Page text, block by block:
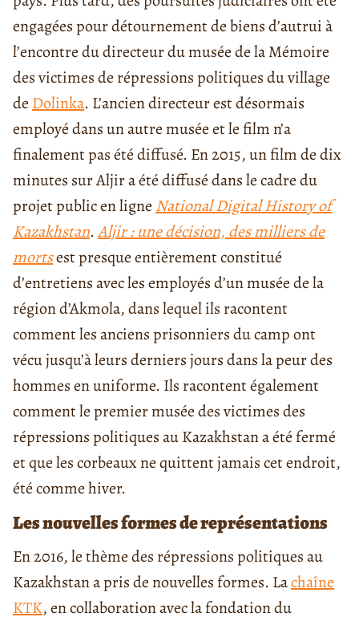
engagées pour détournement de biens d’autrui à
l’encontre du directeur du musée de la Mémoire
des victimes de répressions politiques du village
de Dolinka. L’ancien directeur est désormais
employé dans un autre musée et le film n’a
finalement pas été diffusé. En 2015, un film de dix
minutes sur Aljir a été diffusé dans le cadre du
projet public en ligne National Digital History of
Kazakhstan.Aljir : une décision, des milliers de
mortsest presque entièrement constitué
d’entretiens avec les employés d’un musée de la
région d’Akmola, dans lequel ils racontent
comment les anciens prisonniers du camp ont
vécu jusqu’à leurs derniers jours dans la peur des
hommes en uniforme. Ils racontent également
comment le premier musée des victimes des
répressions politiques au Kazakhstan a été fermé
et que les corbeaux ne quittent jamais cet endroit,
été comme hiver.
Les nouvelles formes de représentations
En 2016, le thème des répressions politiques au
Kazakhstan a pris de nouvelles formes. Lachaîne
KTK, en collaboration avec la fondation du